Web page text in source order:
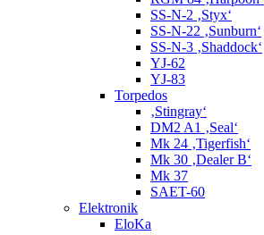
SS-N-2 ‚Styx‘
SS-N-22 ‚Sunburn‘
SS-N-3 ‚Shaddock‘
YJ-62
YJ-83
Torpedos
‚Stingray‘
DM2 A1 ‚Seal‘
Mk 24 ‚Tigerfish‘
Mk 30 ‚Dealer B‘
Mk 37
SAET-60
Elektronik
EloKa